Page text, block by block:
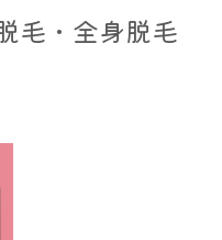
毛・全身脱毛